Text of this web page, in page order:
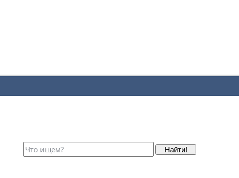
Найти!